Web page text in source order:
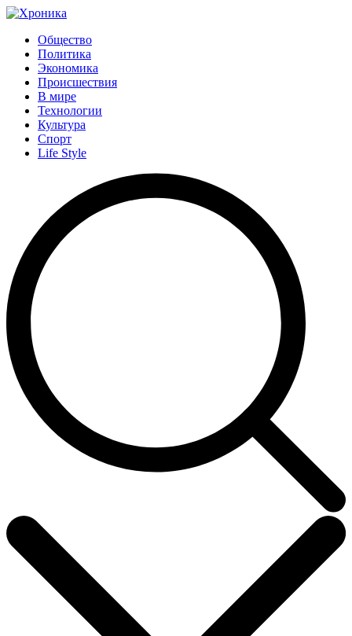
Общество
Политика
Экономика
Происшествия
В мире
Технологии
Культура
Спорт
Life Style